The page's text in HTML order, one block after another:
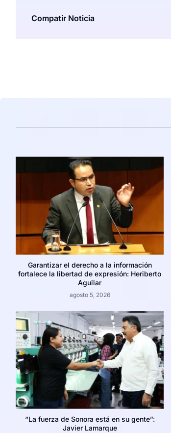
Compatir Noticia
Garantizar el derecho a la información
fortalece la libertad de expresión: Heriberto
Aguilar
agosto 5, 2026
“La fuerza de Sonora está en su gente”:
Javier Lamarque